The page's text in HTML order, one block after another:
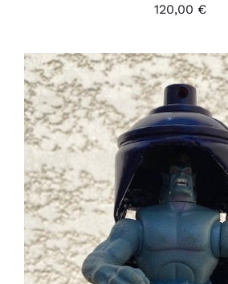
120,00 €
AJOUTER AU PANIER
DÉTAILS